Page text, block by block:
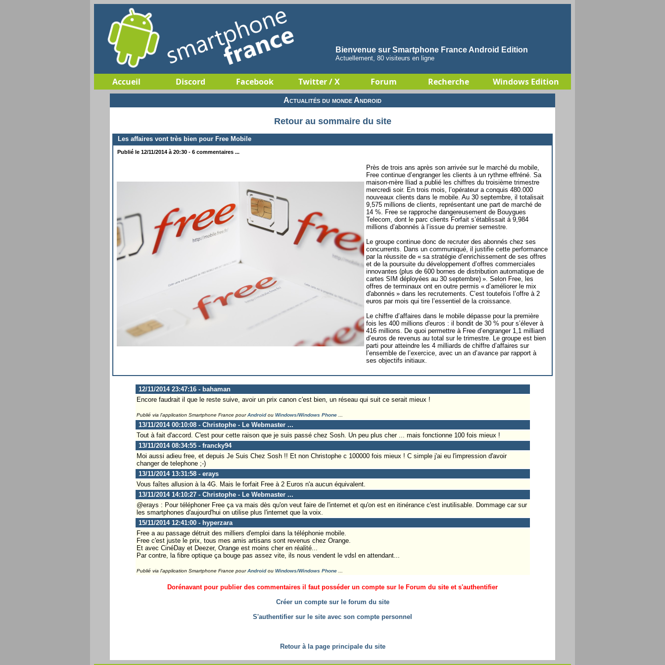
Bienvenue sur Smartphone France Android Edition
Actuellement, 80 visiteurs en ligne
Accueil Discord Facebook Twitter / X Forum Recherche Windows Edition
Actualités du monde Android
Retour au sommaire du site
Les affaires vont très bien pour Free Mobile
Publié le 12/11/2014 à 20:30 - 6 commentaires ...
Près de trois ans après son arrivée sur le marché du mobile,
Free continue d’engranger les clients à un rythme effréné. Sa
maison-mère Iliad a publié les chiffres du troisième trimestre
mercredi soir. En trois mois, l’opérateur a conquis 480.000
nouveaux clients dans le mobile. Au 30 septembre, il totalisait
9,575 millions de clients, représentant une part de marché de
14 %. Free se rapproche dangereusement de Bouygues
Telecom, dont le parc clients Forfait s’établissait à 9,984
millions d’abonnés à l’issue du premier semestre.
Le groupe continue donc de recruter des abonnés chez ses
concurrents. Dans un communiqué, il justifie cette performance
par la réussite de « sa stratégie d’enrichissement de ses offres
et de la poursuite du développement d’offres commerciales
innovantes (plus de 600 bornes de distribution automatique de
cartes SIM déployées au 30 septembre) ». Selon Free, les
offres de terminaux ont en outre permis « d’améliorer le mix
d'abonnés » dans les recrutements. C’est toutefois l’offre à 2
euros par mois qui tire l’essentiel de la croissance.
Le chiffre d’affaires dans le mobile dépasse pour la première
fois les 400 millions d'euros : il bondit de 30 % pour s’élever à
416 millions. De quoi permettre à Free d’engranger 1,1 milliard
d’euros de revenus au total sur le trimestre. Le groupe est bien
parti pour atteindre les 4 milliards de chiffre d’affaires sur
l’ensemble de l’exercice, avec un an d’avance par rapport à
ses objectifs initiaux.
12/11/2014 23:47:16 - bahaman
Encore faudrait il que le reste suive, avoir un prix canon c'est bien, un réseau qui suit ce serait mieux !
Publié via l'application Smartphone France pourAndroidou Windows/Windows Phone...
13/11/2014 00:10:08 - Christophe - Le Webmaster ...
Tout à fait d'accord. C'est pour cette raison que je suis passé chez Sosh. Un peu plus cher ... mais fonctionne 100 fois mieux !
13/11/2014 08:34:55 - francky94
Moi aussi adieu free, et depuis Je Suis Chez Sosh !! Et non Christophe c 100000 fois mieux ! C simple j'ai eu l'impression d'avoir
changer de telephone ;-)
13/11/2014 13:31:58 - erays
Vous faîtes allusion à la 4G. Mais le forfait Free à 2 Euros n'a aucun équivalent.
13/11/2014 14:10:27 - Christophe - Le Webmaster ...
@erays : Pour téléphoner Free ça va mais dès qu'on veut faire de l'internet et qu'on est en itinérance c'est inutilisable. Dommage car sur
les smartphones d'aujourd'hui on utilise plus l'internet que la voix.
15/11/2014 12:41:00 - hyperzara
Free a au passage détruit des milliers d'emploi dans la téléphonie mobile.
Free c'est juste le prix, tous mes amis artisans sont revenus chez Orange.
Et avec CinéDay et Deezer, Orange est moins cher en réalité...
Par contre, la fibre optique ça bouge pas assez vite, ils nous vendent le vdsl en attendant...
Publié via l'application Smartphone France pourAndroidou Windows/Windows Phone...
Dorénavant pour publier des commentaires il faut posséder un compte sur le Forum du site et s'authentifier
Créer un compte sur le forum du site
S'authentifier sur le site avec son compte personnel
Retour à la page principale du site